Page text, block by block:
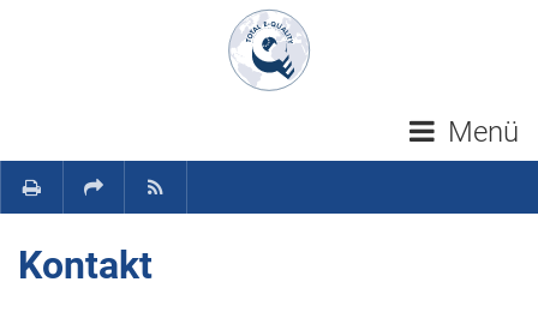
Navigation überspringen
Menü
Kontakt